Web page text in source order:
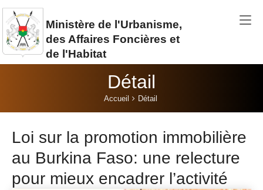
Aller au contenu principal
Ministère de l'Urbanisme,
des Affaires Foncières et
de l'Habitat
Détail
Accueil Détail
Loi sur la promotion immobilière
au Burkina Faso: une relecture
pour mieux encadrer l’activité